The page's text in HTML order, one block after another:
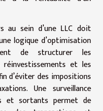
au sein d’une LLC doit
logique d’optimisation
de structurer les
et les
d’éviter des impositions
Une surveillance
et sortants permet de